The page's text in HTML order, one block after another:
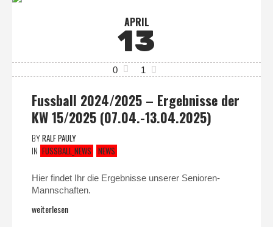
APRIL
13
0 1
Fussball 2024/2025 – Ergebnisse der
KW 15/2025 (07.04.-13.04.2025)
BYRALF PAULY
IN FUSSBALL_NEWS NEWS
Hier findet Ihr die Ergebnisse unserer Senioren-
Mannschaften.
weiterlesen